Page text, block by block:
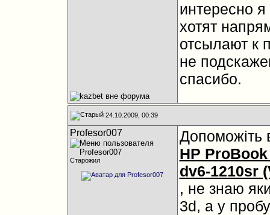
интересно
хотят
отсылают к
не
спасибо.
24.10.2009, 00:39
Profesor007
Старожил
Допоможіть
HP
dv6-1210sr
, не знаю
3d, а у